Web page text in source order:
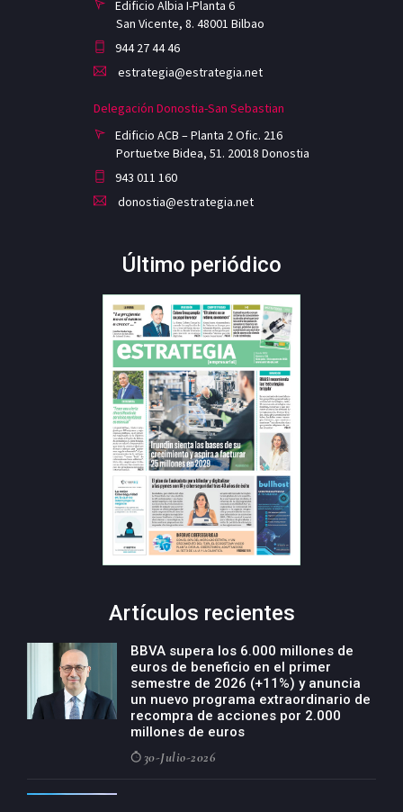
Edificio Albia I-Planta 6
San Vicente, 8. 48001 Bilbao
944 27 44 46
estrategia@estrategia.net
Delegación Donostia-San Sebastian
Edificio ACB – Planta 2 Ofic. 216
Portuetxe Bidea, 51. 20018 Donostia
943 011 160
donostia@estrategia.net
Último periódico
Artículos recientes
BBVA supera los 6.000 millones de
euros de beneficio en el primer
semestre de 2026 (+11%) y anuncia
un nuevo programa extraordinario de
recompra de acciones por 2.000
millones de euros
30-Julio-2026